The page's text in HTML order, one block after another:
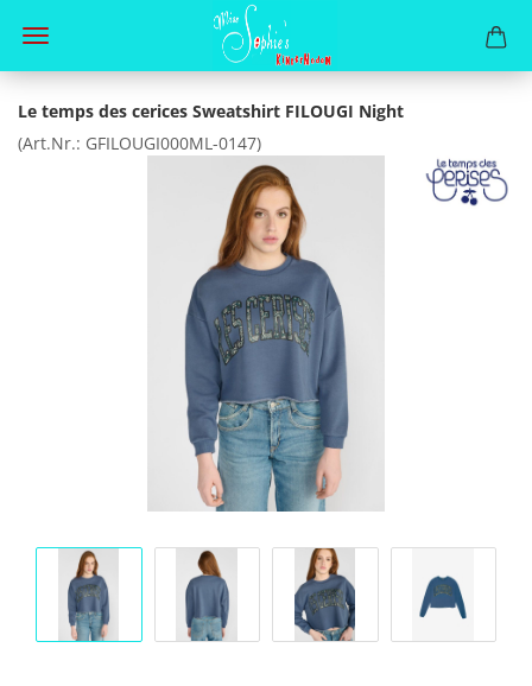
Le temps des cerices Sweatshirt FILOUGI Night
(Art.Nr.: GFILOUGI000ML-0147)